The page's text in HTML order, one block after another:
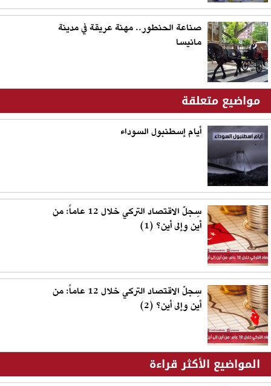
صناعة الحنطور.. مهنة عريقة في مدينة
مانيسا
مواضيع متعلقة
أيام إسطنبول السوداء
سِجلّ الاقتصاد التركي خلال 12 عاماً: من
أين وإلى أين؟ (1)
سِجلّ الاقتصاد التركي خلال 12 عاماً: من
أين وإلى أين؟ (2)
المواضيع الأكثر قراءة